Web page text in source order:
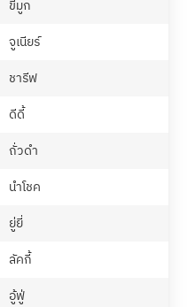
ขี้มูก
จูเนียร์
ชารีฟ
ดีดี้
ถั่วดำ
นำโชค
ยู่ยี่
ลัคกี้
อู้ฟู่